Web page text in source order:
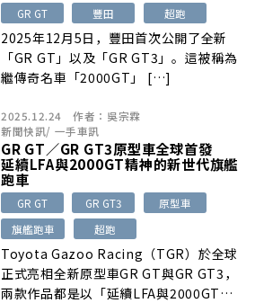
GR GT 豐田 超跑
2025年12月5日，豐田首次公開了全新
「GR GT」以及「GR GT3」。這被稱為
繼傳奇名車「2000GT」 […]
2025.12.24 作者： 吳宗霖
新聞快訊/ 一手車訊
GR GT／GR GT3原型車全球首發
延續LFA與2000GT精神的新世代旗艦
跑車
GR GT GR GT3
原型車
旗艦跑車
超跑
Toyota Gazoo Racing（TGR）於全球
正式亮相全新原型車GR GT與GR GT3，
兩款作品都是以「延續LFA與2000GT精